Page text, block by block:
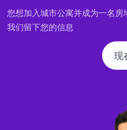
您想加入城市公寓并成为一名
我们留下您的信息
现